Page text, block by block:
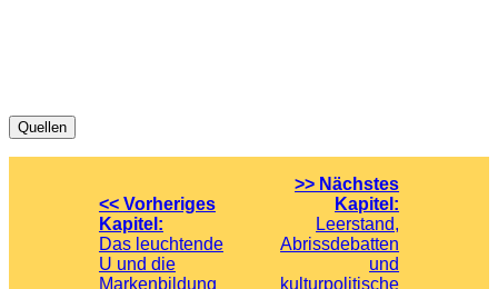
Quellen
<< Vorheriges
Kapitel:
Das leuchtende
U und die
Markenbildung
>> Nächstes
Kapitel:
Leerstand,
Abrissdebatten
und
kulturpolitische